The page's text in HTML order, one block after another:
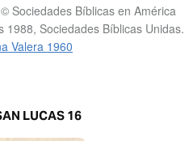
Sociedades Bíblicas en América
Sociedades Bíblicas Unidas.
Valera 1960
LUCAS 16